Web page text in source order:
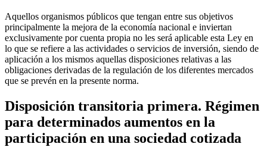
Aquellos organismos públicos que tengan entre sus objetivos
principalmente la mejora de la economía nacional e inviertan
exclusivamente por cuenta propia no les será aplicable esta Ley en
lo que se refiere a las actividades o servicios de inversión, siendo de
aplicación a los mismos aquellas disposiciones relativas a las
obligaciones derivadas de la regulación de los diferentes mercados
que se prevén en la presente norma.
Disposición transitoria primera. Régimen
para determinados aumentos en la
participación en una sociedad cotizada